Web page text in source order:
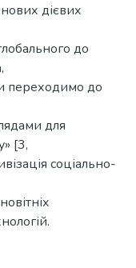
дієвих
до
переходимо до
для
[3,
соціально-